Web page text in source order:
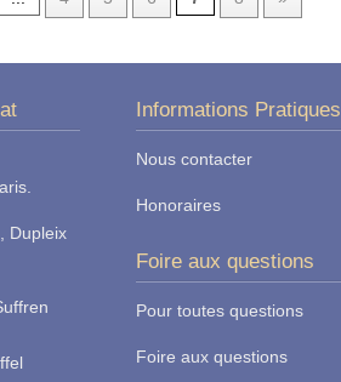
Dupleix
Informations Pratiques
Nous contacter
Honoraires
Foire aux questions
Pour toutes questions
Foire aux questions